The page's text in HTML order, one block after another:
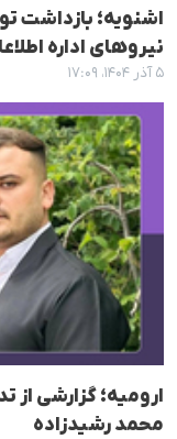
اشنویه؛ بازداشت
نیروهای اداره
۵ آذر ۱۴۰۴، ۱۷:۰۹
ارومیه؛ گزارشی
محمد رشیدزادە